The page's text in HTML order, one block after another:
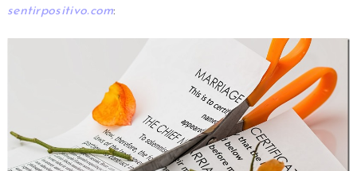
sentirpositivo.com: